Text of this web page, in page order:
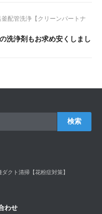
配管洗浄【クリーンパートナ
洗浄剤もお求め安くしまし
検索
ダクト清掃【花粉症対策】
わせ